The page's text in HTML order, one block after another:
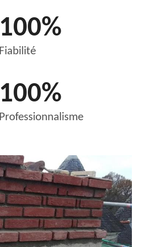
100%
Fiabilité
100%
Professionnalisme